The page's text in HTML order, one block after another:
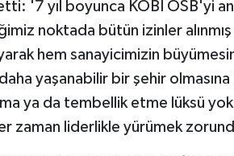
'7 yıl boyunca KOBİ OSB'yi
noktada bütün izinler
hem sanayicimizin
daha yaşanabilir bir şehir
ya da tembellik etme lüksü
zaman liderlikle yürümek